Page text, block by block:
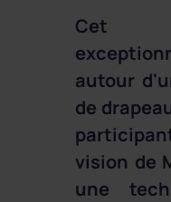
Cet
autour
de
vision de
une